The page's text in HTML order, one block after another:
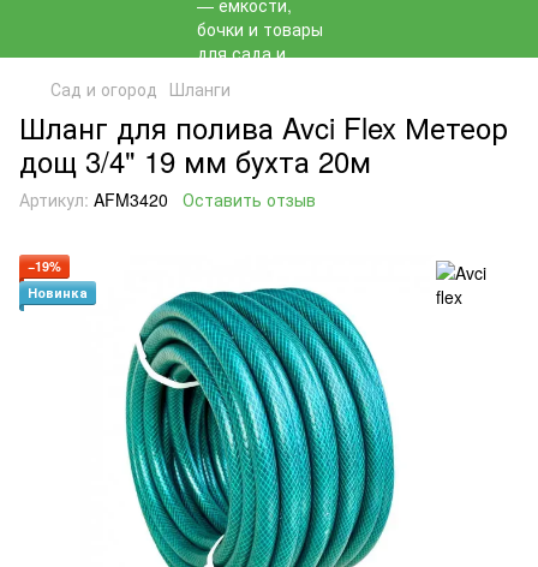
Сад и огород Шланги
Шланг для полива Avci Flex Метеор
дощ 3/4" 19 мм бухта 20м
Артикул: AFM3420 Оставить отзыв
−19%
Новинка